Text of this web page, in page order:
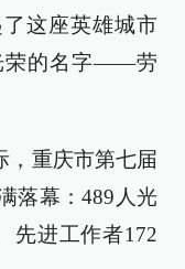
这座英雄城市
荣的名字——劳
，重庆市第七届
落幕：489人光
先进工作者172